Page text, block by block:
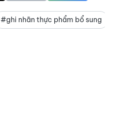
#ghi nhãn thực phẩm bổ sung